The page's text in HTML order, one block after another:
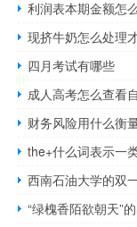
利润表本期金额怎
现挤牛奶怎么处理
四月考试有哪些
成人高考怎么查看
财务风险用什么衡
the+什么词表示一
西南石油大学的双
“绿槐香陌欲朝天”